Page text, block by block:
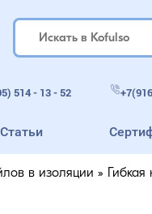
514 - 13 - 52
Статьи
в изоляции »